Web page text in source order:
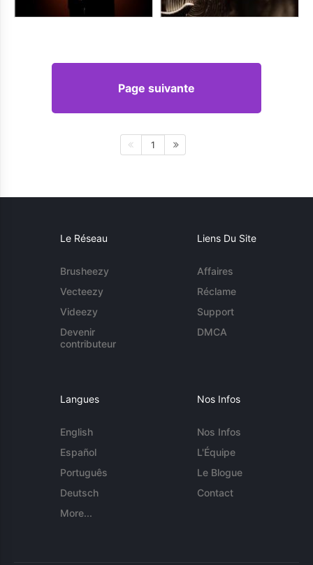
Page suivante
1
Le Réseau
Brusheezy
Vecteezy
Videezy
Devenir
contributeur
Liens Du Site
Affaires
Réclame
Support
DMCA
Langues
English
Español
Português
Deutsch
More...
Nos Infos
Nos Infos
L'Équipe
Le Blogue
Contact